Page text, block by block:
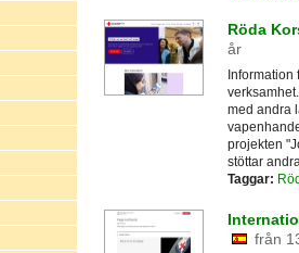
Röda
år
med andra
projekten
stöttar
Taggar:
från